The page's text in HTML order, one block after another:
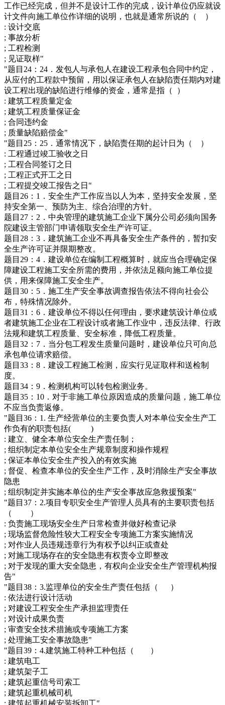
工作已经完成，但并不是设计工作的完成，设计单位仍应就设
计文件向施工单位作详细的说明，也就是通常所说的（ ）
: 设计交底
; 事故分析
; 工程检测
; 见证取样"
"题目24：24．发包人与承包人在建设工程承包合同中约定，
从应付的工程款中预留，用以保证承包人在缺陷责任期内对建
设工程出现的缺陷进行维修的资金，通常是指（ ）
: 建筑工程质量定金
; 建筑工程质量保证金
; 合同违约金
; 质量缺陷赔偿金"
"题目25：25．通常情况下，缺陷责任期的起计日为（ ）
: 工程通过竣工验收之日
; 工程合同签订之日
; 工程正式开工之日
; 工程提交竣工报告之日"
题目26：1．安全生产工作应当以人为本，坚持安全发展，坚
持安全第一、预防为主、综合治理的方针。
题目27：2．中央管理的建筑施工企业下属分公司必须向国务
院建设主管部门申请领取安全生产许可证。
题目28：3．建筑施工企业不再具备安全生产条件的，暂扣安
全生产许可证并限期整改。
题目29：4．建设单位在编制工程概算时，就应当合理确定保
障建设工程施工安全所需的费用，并依法足额向施工单位提
供，用来保障施工安全生产。
题目30：5．施工生产安全事故调查报告依法不得向社会公
布，特殊情况除外。
题目31：6．建设单位不得以任何理由，要求建筑设计单位或
者建筑施工企业在工程设计或者施工作业中，违反法律、行政
法规和建筑工程质量、安全标准，降低工程质量。
题目32：7．当分包工程发生质量问题时，建设单位只可向总
承包单位请求赔偿。
题目33：8．建设工程施工检测，应实行见证取样和送检制
度。
题目34：9．检测机构可以转包检测业务。
题目35：10．对于非施工单位原因造成的质量问题，施工单位
不应当负责返修。
"题目36：1. 生产经营单位的主要负责人对本单位安全生产工
作负有的职责包括( )
: 建立、健全本单位安全生产责任制；
; 组织制定本单位安全生产规章制度和操作规程
; 保证本单位安全生产投入的有效实施
; 督促、检查本单位的安全生产工作，及时消除生产安全事故
隐患
; 组织制定并实施本单位的生产安全事故应急救援预案"
"题目37：2.项目专职安全生产管理人员具有的主要职责包括
（ ）
: 负责施工现场安全生产日常检查并做好检查记录
; 现场监督危险性较大工程安全专项施工方案实施情况
; 对作业人员违规违章行为有权予以纠正或查处
; 对施工现场存在的安全隐患有权责令立即整改
; 对于发现的重大安全隐患，有权向企业安全生产管理机构报
告"
"题目38：3.监理单位的安全生产责任包括（ ）
: 依法进行设计活动
; 对建设工程安全生产承担监理责任
; 对设计成果负责
; 审查安全技术措施或专项施工方案
; 处理施工安全事故隐患"
"题目39：4.建筑施工特种工种包括（ ）
: 建筑电工
; 建筑架子工
; 建筑起重信号司索工
; 建筑起重机械司机
; 建筑起重机械安装拆卸工"